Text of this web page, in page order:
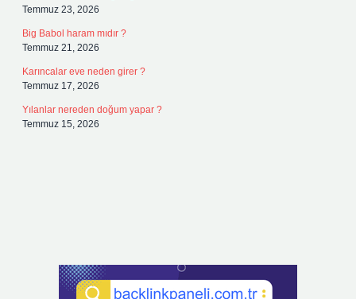
Temmuz 23, 2026
Big Babol haram mıdır ?
Temmuz 21, 2026
Karıncalar eve neden girer ?
Temmuz 17, 2026
Yılanlar nereden doğum yapar ?
Temmuz 15, 2026